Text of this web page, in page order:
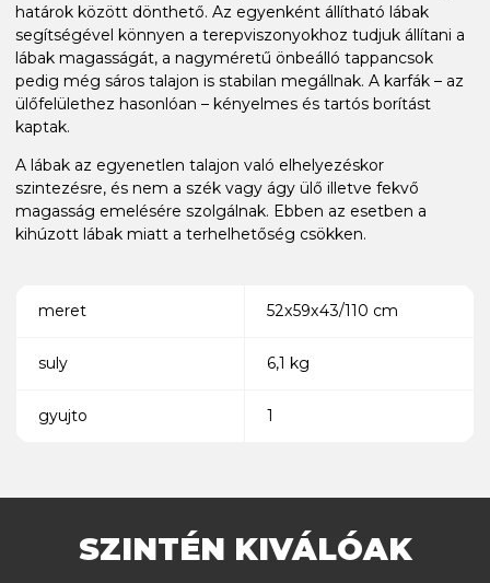
határok között dönthető. Az egyenként állítható lábak
segítségével könnyen a terepviszonyokhoz tudjuk állítani a
lábak magasságát, a nagyméretű önbeálló tappancsok
pedig még sáros talajon is stabilan megállnak. A karfák – az
ülőfelülethez hasonlóan – kényelmes és tartós borítást
kaptak.
A lábak az egyenetlen talajon való elhelyezéskor
szintezésre, és nem a szék vagy ágy ülő illetve fekvő
magasság emelésére szolgálnak. Ebben az esetben a
kihúzott lábak miatt a terhelhetőség csökken.
meret 52x59x43/110 cm
suly 6,1 kg
gyujto 1
SZINTÉN KIVÁLÓAK